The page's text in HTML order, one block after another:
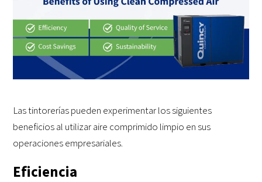
Las tintorerías pueden experimentar los siguientes
beneficios al utilizar aire comprimido limpio en sus
operaciones empresariales.
Eficiencia